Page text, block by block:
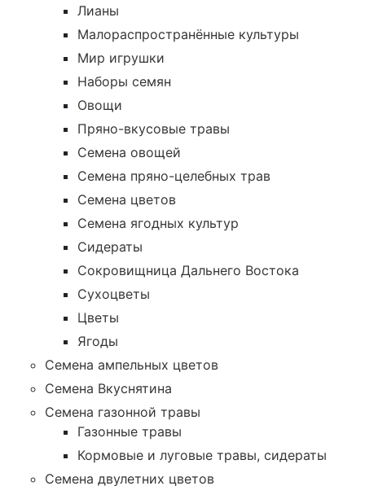
Лианы
Малораспространённые культуры
Мир игрушки
Наборы семян
Овощи
Пряно-вкусовые травы
Семена овощей
Семена пряно-целебных трав
Семена цветов
Семена ягодных культур
Сидераты
Сокровищница Дальнего Востока
Сухоцветы
Цветы
Ягоды
Семена ампельных цветов
Семена Вкуснятина
Семена газонной травы
Газонные травы
Кормовые и луговые травы, сидераты
Семена двулетних цветов